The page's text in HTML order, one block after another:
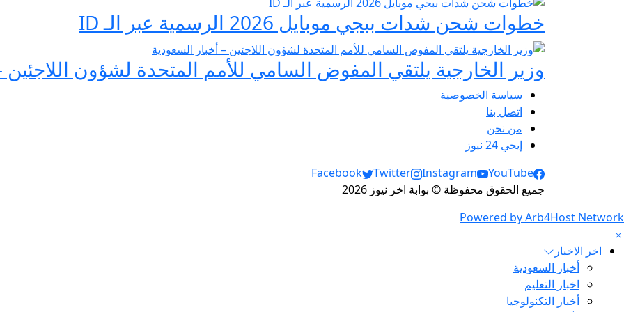
خطوات شحن شدات ببجي موبايل 2026 الرسمية عبر الـ ID
وزير الخارجية يلتقي المفوض السامي للأمم المتحدة لشؤون اللاجئين
سياسة الخصوصية
اتصل بنا
من نحن
إيجي 24 نيوز
Social Links
Facebook Twitter Instagram
YouTube
جميع الحقوق محفوظة © بوابة اخر نيوز 2026
Powered by Arb4Host Network
اخر الاخبار
أخبار السعودية
اخبار التعليم
أخبار التكنولوجيا